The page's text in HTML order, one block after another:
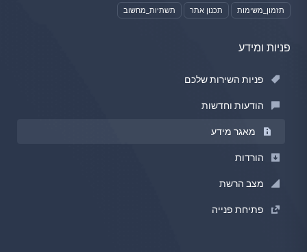
תזמון_משימות תכנון אתר תשתיות_מחשוב
פניות ומידע
פניות השירות שלכם
הודעות וחדשות
מאגר מידע
הורדות
מצב הרשת
פתיחת פנייה